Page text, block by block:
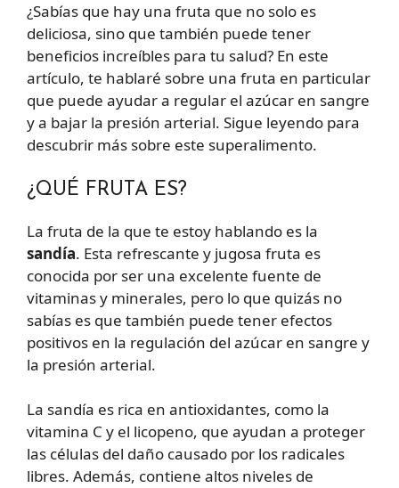
¿Sabías que hay una fruta que no solo es
deliciosa, sino que también puede tener
beneficios increíbles para tu salud? En este
artículo, te hablaré sobre una fruta en particular
que puede ayudar a regular el azúcar en sangre
y a bajar la presión arterial. Sigue leyendo para
descubrir más sobre este superalimento.
¿QUÉ FRUTA ES?
La fruta de la que te estoy hablando es la
sandía. Esta refrescante y jugosa fruta es
conocida por ser una excelente fuente de
vitaminas y minerales, pero lo que quizás no
sabías es que también puede tener efectos
positivos en la regulación del azúcar en sangre y
la presión arterial.
La sandía es rica en antioxidantes, como la
vitamina C y el licopeno, que ayudan a proteger
las células del daño causado por los radicales
libres. Además, contiene altos niveles de